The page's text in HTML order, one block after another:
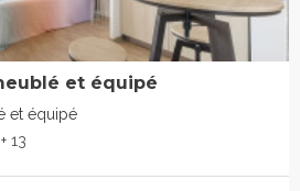
et équipé
et équipé
+ 13